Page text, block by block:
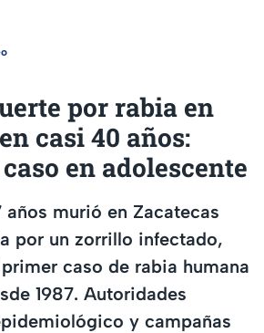
por rabia en
casi 40 años:
en adolescente
años murió en Zacatecas
por un zorrillo infectado,
caso de rabia humana
1987. Autoridades
y campañas